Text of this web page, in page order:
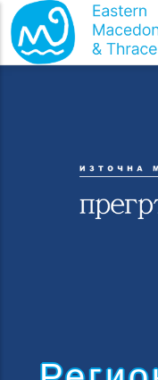
Премини към